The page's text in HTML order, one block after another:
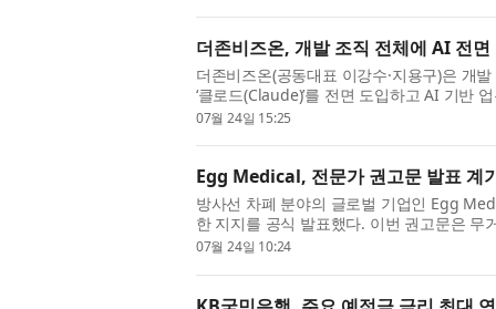
더존비즈온, 개발 조직 전체에 AI 전
더존비즈온(공동대표 이강수·지용구)은 개
‘클로드(Claude)’를 전면 도입하고 AI 기반
도입 대상은 개발, 기획, 설계 ...
07월 24일 15:25
Egg Medical, 전문가 권고문 발표 계
방사선 차폐 분야의 글로벌 기업인 Egg
한 지지를 공식 발표했다. 이번 권고문은
이 더 이상 적절한 기준이 아니라...
07월 24일 10:24